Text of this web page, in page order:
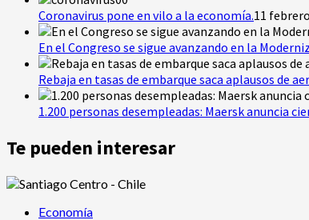
Coronavirus pone en vilo a la economía.11
En el Congreso se sigue avanzando en la
Rebaja en tasas de embarque saca aplausos de
1.200 personas desempleadas: Maersk anuncia
Te pueden interesar
Economía